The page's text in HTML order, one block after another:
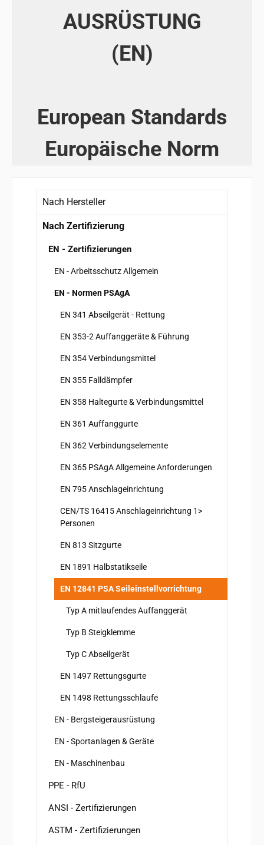
AUSRÜSTUNG
(EN)
European Standards
Europäische Norm
Nach Hersteller
Nach Zertifizierung
EN - Zertifizierungen
EN - Arbeitsschutz Allgemein
EN - Normen PSAgA
EN 341 Abseilgerät - Rettung
EN 353-2 Auffanggeräte & Führung
EN 354 Verbindungsmittel
EN 355 Falldämpfer
EN 358 Haltegurte & Verbindungsmittel
EN 361 Auffanggurte
EN 362 Verbindungselemente
EN 365 PSAgA Allgemeine Anforderungen
EN 795 Anschlageinrichtung
CEN/TS 16415 Anschlageinrichtung 1>
Personen
EN 813 Sitzgurte
EN 1891 Halbstatikseile
EN 12841 PSA Seileinstellvorrichtung
Typ A mitlaufendes Auffanggerät
Typ B Steigklemme
Typ C Abseilgerät
EN 1497 Rettungsgurte
EN 1498 Rettungsschlaufe
EN - Bergsteigerausrüstung
EN - Sportanlagen & Geräte
EN - Maschinenbau
PPE - RfU
ANSI - Zertifizierungen
ASTM - Zertifizierungen